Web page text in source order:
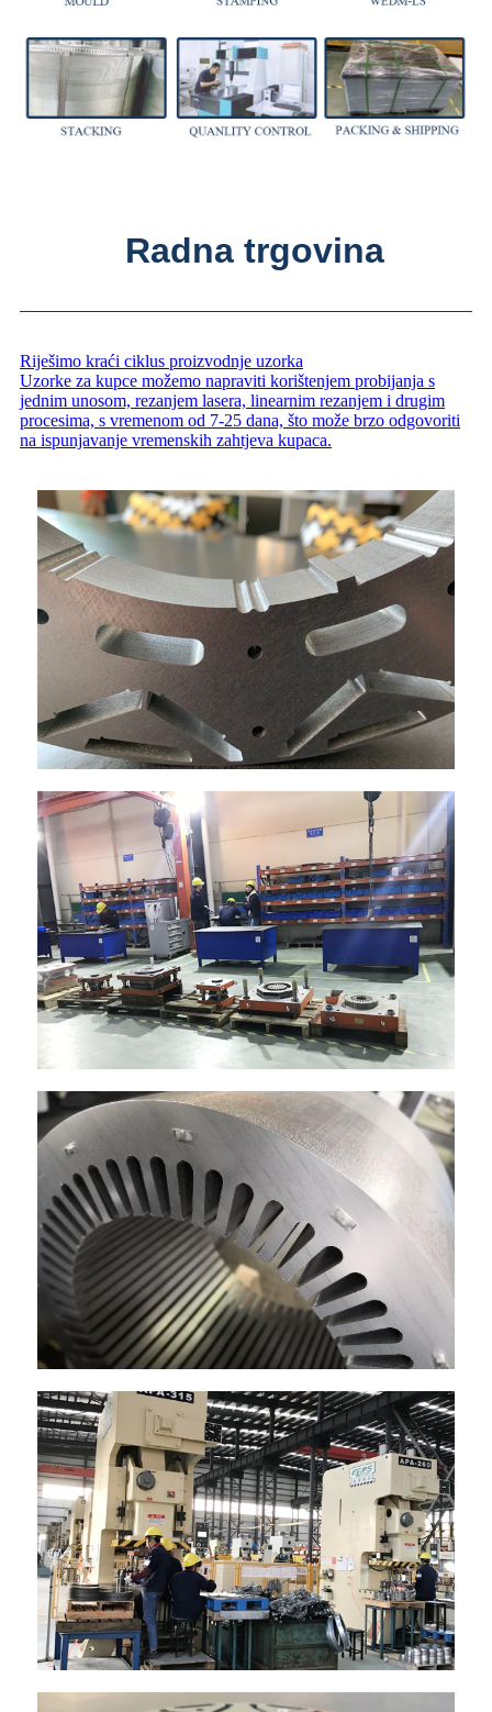
Radna trgovina
Riješimo kraći ciklus proizvodnje uzorka
Uzorke za kupce možemo napraviti korištenjem probijanja s
jednim unosom, rezanjem lasera, linearnim rezanjem i drugim
procesima, s vremenom od 7-25 dana, što može brzo odgovoriti
na ispunjavanje vremenskih zahtjeva kupaca.